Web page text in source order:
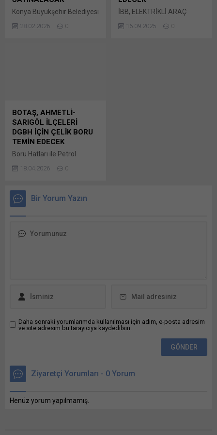
tıklayın (Yeni pencerede
açılır) WhatsApp
WhatsApp'ta paylaşmak için
tıklayın (Yeni pencerede
Konya Büyükşehir Belediyesi
tarafından ihtiyaç duyulan
üzerinden paylaşmak için
tıklayın (Yeni pencerede
açılır) LinkedIn WhatsApp'ta
paylaşmak için tıklayın (Yeni
Facebook'ta paylaşmak için
tıklayın (Yeni...
28.02.2026 0
İBB, ELEKTRİKLİ ARAÇ
İŞİNİ İHALE EDECEK İstanbul
16.09.2025 0
BOTAŞ, AHMETLİ-
SARIGÖL İLÇELERİ
DGBH İÇİN ÇELİK BORU
TEMİN EDECEK
Boru Hatları ile Petrol
Genel Müdürlüğü tarafından
2026/666560 İKN numaralı
dosya konusu 8” x 42 6,4
paylaşmak için tıklayın (Yeni
Facebook'ta paylaşmak için
18.04.2026 0
Bir Yorum Yazın
Daha sonraki yorumlarımda kullanılması için adım, e-posta adresim
ve site adresim bu tarayıcıya kaydedilsin.
Ziyaretçi Yorumları - 0 Yorum
Henüz yorum yapılmamış.